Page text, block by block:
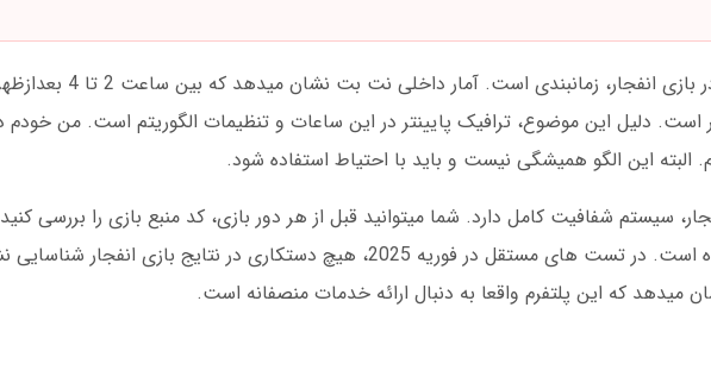
یکی از نکات ظریف در بازی
است. دلیل این موضوع، ترافیک پایینتر در این ساعات و تنظیمات الگوریتم است. من
این الگو همیشگی نیست و باید با احتیاط استفاده شود.
سیستم شفافیت کامل دارد. شما میتوانید قبل از هر دور بازی، کد منبع بازی را بررسی
کاربران را افزایش داده است. در تست های مستقل در فوریه 2025، هیچ دستکاری در نتایج
که این پلتفرم واقعا به دنبال ارائه خدمات منصفانه است.